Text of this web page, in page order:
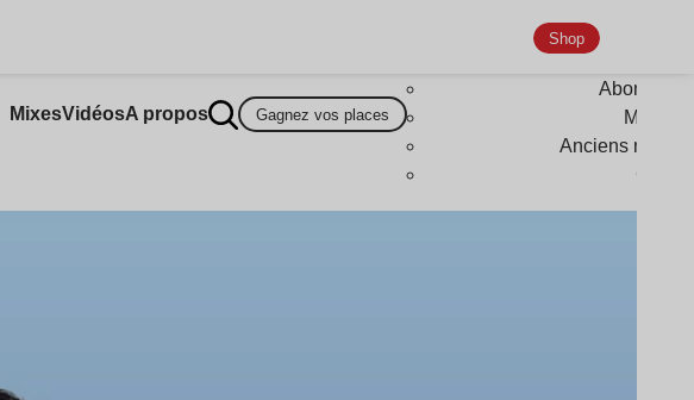
MixesVidéosA propos Gagnez vos places
Shop
Anciens